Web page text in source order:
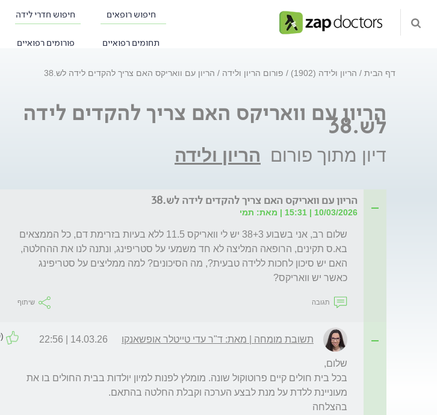
חיפוש רופאים חיפוש חדרי לידה
תחומים רפואיים פורומים רפואיים
דף הבית הריון ולידה (1902) פורום הריון ולידה הריון עם וואריקס האם צריך להקדים לידה לש.38
הריון עם וואריקס האם צריך להקדים לידה
לש.38
דיון מתוך פורום הריון ולידה
הריון עם וואריקס האם צריך להקדים לידה לש.38
10/03/2026 | 15:31 | מאת: תמי
כאשר יש וואריקס?
תגובה שיתוף
תשובת מומחה | מאת: ד"ר עדי טייטלר אופשאנקו 14.03.26 | 22:56
(0)
בהצלחה